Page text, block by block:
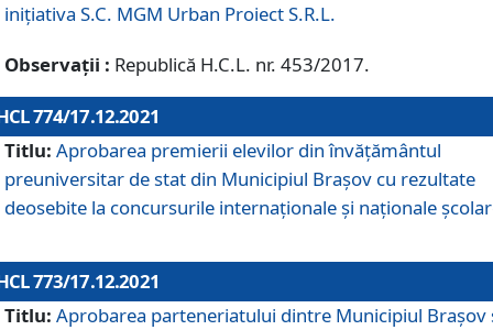
iniţiativa S.C. MGM Urban Proiect S.R.L.
Observații : Republică H.C.L. nr. 453/2017.
774/17.12.2021
Titlu: Aprobarea premierii elevilor din învățământul
preuniversitar de stat din Municipiul Brașov cu rezultate
deosebite la concursurile internaționale și naționale
773/17.12.2021
Titlu: Aprobarea parteneriatului dintre Municipiul Brașov